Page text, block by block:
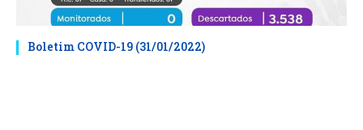
Boletim COVID-19 (31/01/2022)